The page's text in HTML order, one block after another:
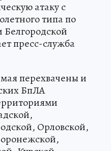
ночью
атаку с
типа по
Белгородской
пресс-служба
перехвачены и
БпЛА
Орловской,